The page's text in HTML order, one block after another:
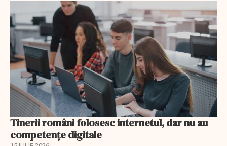
Tinerii români folosesc internetul, dar nu au
competențe digitale